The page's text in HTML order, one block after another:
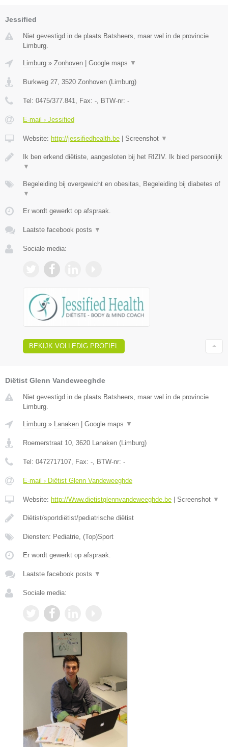
Jessified
Niet gevestigd in de plaats Batsheers, maar wel in de provincie
Limburg.
Limburg » Zonhoven | Google maps ▼
Burkweg 27 3520 Zonhoven (Limburg)
Tel: 0475/377.841 , Fax: - , BTW-nr: -
E-mail › Jessified
Website: http://jessifiedhealth.be | Screenshot ▼
Ik ben erkend diëtiste, aangesloten bij het RIZIV. Ik bied persoonlijk
▼
Begeleiding bij overgewicht en obesitas, Begeleiding bij diabetes of
▼
Er wordt gewerkt op afspraak.
Laatste facebook posts ▼
Sociale media:
BEKIJK VOLLEDIG PROFIEL
Diëtist Glenn Vandeweeghde
Niet gevestigd in de plaats Batsheers, maar wel in de provincie
Limburg.
Limburg » Lanaken Google maps ▼
Roemerstraat 10, 3620 Lanaken (Limburg)
Tel: 0472717107, Fax: -, BTW-nr: -
E-mail › Diëtist Glenn Vandeweeghde
Website: http://Www.dietistglennvandeweeghde.be Screenshot ▼
Diëtist/sportdiëtist/pediatrische diëtist
Diensten: Pediatrie, (Top)Sport
Er wordt gewerkt op afspraak.
Laatste facebook posts ▼
Sociale media: